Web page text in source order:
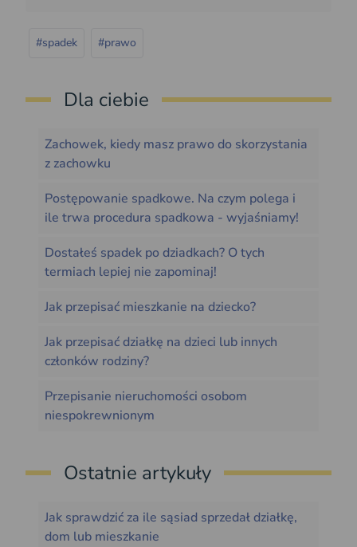
#spadek #prawo
Dla ciebie
Zachowek, kiedy masz prawo do skorzystania
z zachowku
Postępowanie spadkowe. Na czym polega i
ile trwa procedura spadkowa - wyjaśniamy!
Dostałeś spadek po dziadkach? O tych
termiach lepiej nie zapominaj!
Jak przepisać mieszkanie na dziecko?
Jak przepisać działkę na dzieci lub innych
członków rodziny?
Przepisanie nieruchomości osobom
niespokrewnionym
Ostatnie artykuły
Jak sprawdzić za ile sąsiad sprzedał działkę,
dom lub mieszkanie